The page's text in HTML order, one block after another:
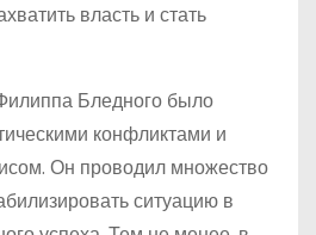
власть и стать
Бледного было
конфликтами и
Он проводил множество
ситуацию в